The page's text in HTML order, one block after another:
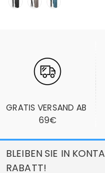
GRATIS VERSAND AB
69€
BLEIBEN SIE IN
RABATT!